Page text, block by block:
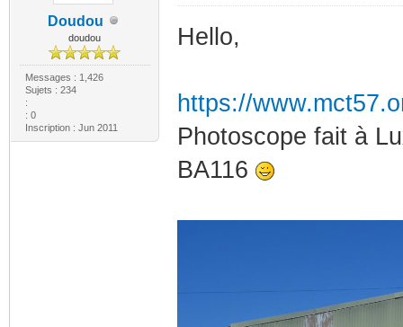
Doudou
doudou
Messages : 1,426
Sujets : 234
:
: 0
Inscription : Jun 2011
Hello,
https://
Photoscope fait à
BA116